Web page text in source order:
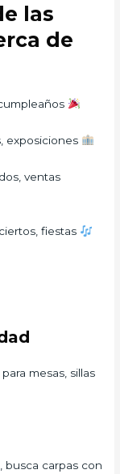
las
de
exposiciones
ventas
fiestas
mesas, sillas
busca carpas con